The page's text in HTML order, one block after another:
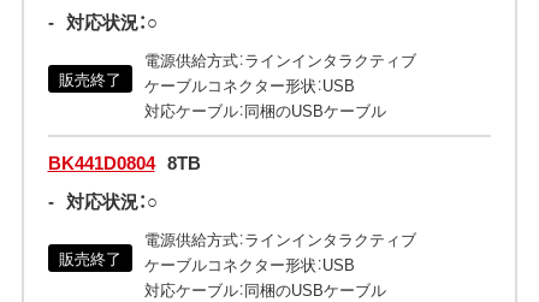
- 対応状況：○
販売終了
電源供給方式：ラインインタラクティブ
ケーブルコネクター形状：USB
対応ケーブル：同梱のUSBケーブル
BK441D0804 8TB
- 対応状況：○
販売終了
電源供給方式：ラインインタラクティブ
ケーブルコネクター形状：USB
対応ケーブル：同梱のUSBケーブル